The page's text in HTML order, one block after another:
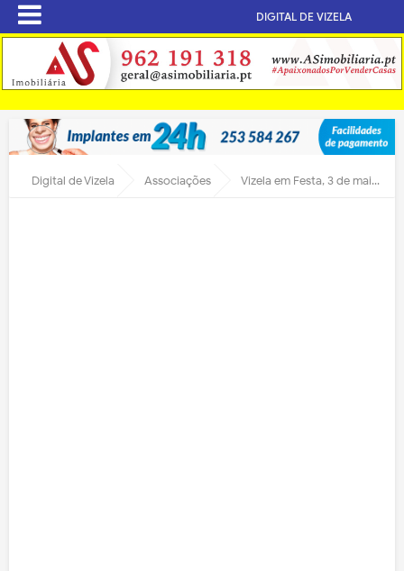
DIGITAL DE VIZELA
Digital de Vizela Associações Vizela em Festa, 3 de maio, Parque das Termas